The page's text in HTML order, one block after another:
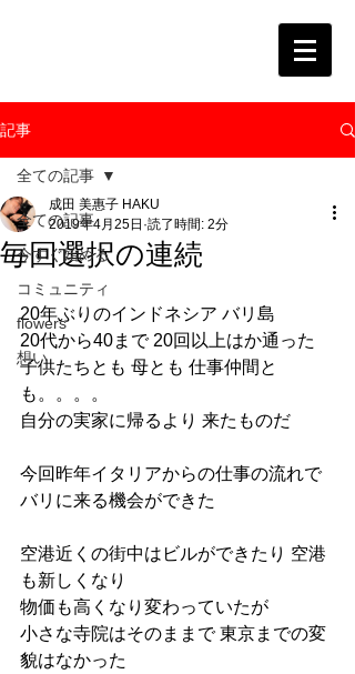
記事
全ての記事
今すぐ始める
コミュニティ
flowers
想い
全ての記事
毎回選択の連続
成田 美惠子 HAKU
2019年4月25日 読了時間: 2分
20年ぶりのインドネシア バリ島
20代から40まで 20回以上はか通った
子供たちとも 母とも 仕事仲間と
も。。。。
自分の実家に帰るより 来たものだ
今回昨年イタリアからの仕事の流れで
バリに来る機会ができた
空港近くの街中はビルができたり 空港
も新しくなり
物価も高くなり変わっていたが
小さな寺院はそのままで 東京までの変
貌はなかった